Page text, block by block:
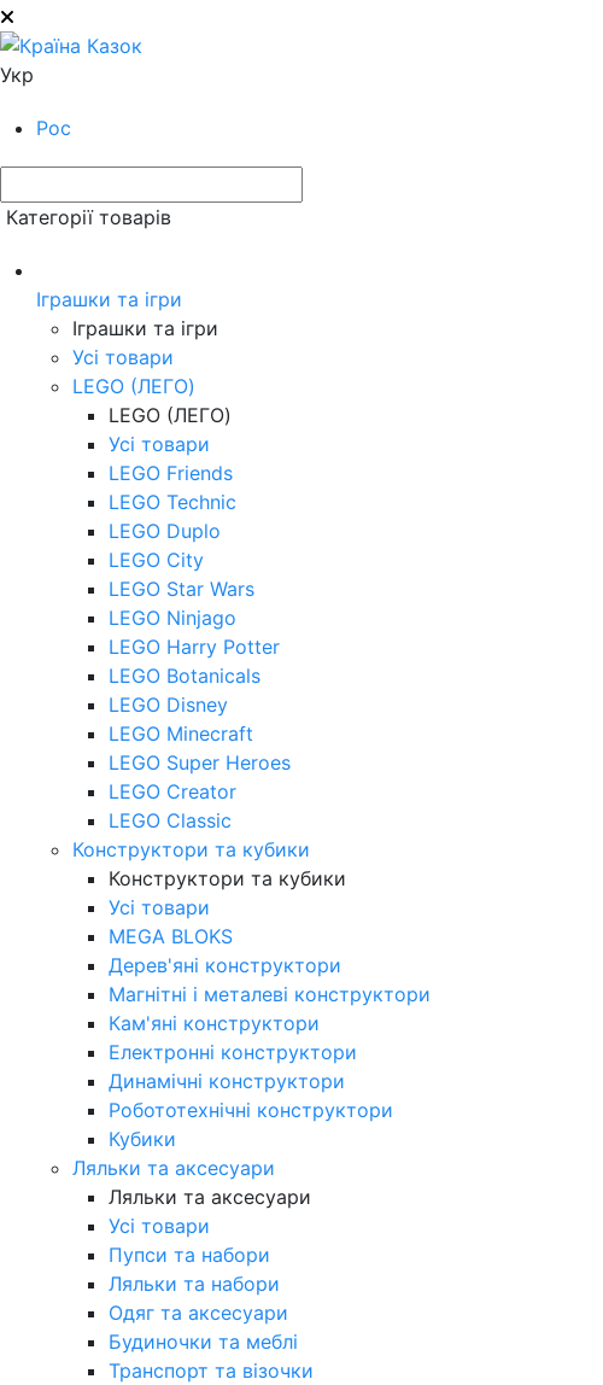
Укр
Рос
Категорії товарів
Іграшки та ігри
Іграшки та ігри
Усі товари
LEGO (ЛЕГО)
LEGO (ЛЕГО)
Усі товари
LEGO Friends
LEGO Technic
LEGO Duplo
LEGO City
LEGO Star Wars
LEGO Ninjago
LEGO Harry Potter
LEGO Botanicals
LEGO Disney
LEGO Minecraft
LEGO Super Heroes
LEGO Creator
LEGO Classic
Конструктори та кубики
Конструктори та кубики
Усі товари
MEGA BLOKS
Дерев'яні конструктори
Магнітні і металеві конструктори
Кам'яні конструктори
Електронні конструктори
Динамічні конструктори
Робототехнічні конструктори
Кубики
Ляльки та аксесуари
Ляльки та аксесуари
Усі товари
Пупси та набори
Ляльки та набори
Одяг та аксесуари
Будиночки та меблі
Транспорт та візочки